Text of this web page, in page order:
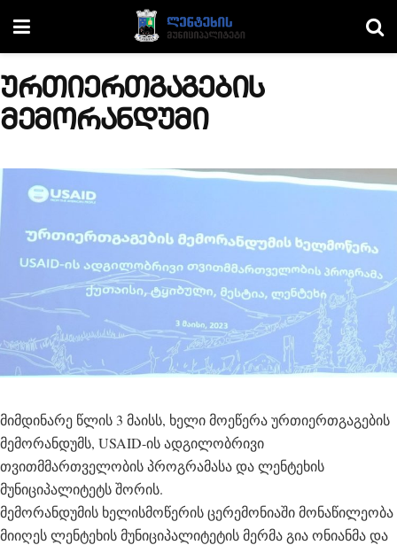
ურთიერთგაგების
მემორანდუმი
მიმდინარე წლის 3 მაისს, ხელი მოეწერა ურთიერთგაგების
მემორანდუმს, USAID-ის ადგილობრივი
თვითმმართველობის პროგრამასა და ლენტეხის
მუნიციპალიტეტს შორის.
მემორანდუმის ხელისმოწერის ცერემონიაში მონაწილეობა
მიიღეს ლენტეხის მუნიციპალიტეტის მერმა გია ონიანმა და